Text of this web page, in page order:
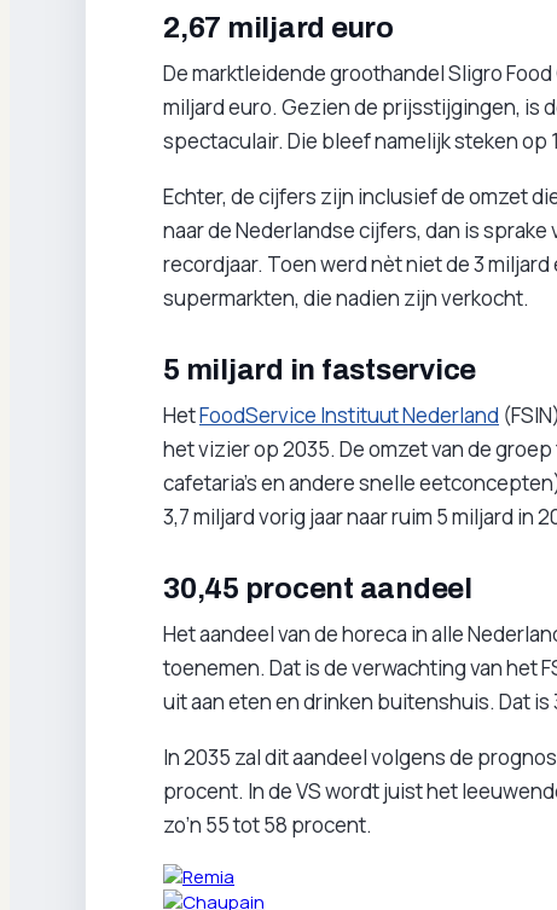
2,67 miljard euro
De marktleidende groothandel Sligro
miljard euro. Gezien de prijsstijgingen, is
spectaculair. Die bleef namelijk steken op
Echter, de cijfers zijn inclusief de omzet
naar de Nederlandse cijfers, dan is
recordjaar. Toen werd nèt niet de 3
supermarkten, die nadien zijn verkocht.
5 miljard in fastservice
HetFoodService Instituut Nederland
het vizier op 2035. De omzet van de
cafetaria’s en andere snelle
3,7 miljard vorig jaar naar ruim 5 miljard in
30,45 procent aandeel
Het aandeel van de horeca in alle
toenemen. Dat is de verwachting van het
uit aan eten en drinken buitenshuis. Dat
In 2035 zal dit aandeel volgens de
procent. In de VS wordt juist het
zo’n 55 tot 58 procent.